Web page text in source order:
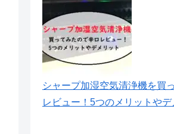
シャープ加湿空気清浄機を買
レビュー！5つのメリットやデ